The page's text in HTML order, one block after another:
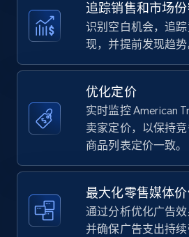
Amazon Reviews
URL, Product name, Product
rating object, Product rating
Author name, Asin, and more.
7.4K+ 870+
Walmart - products
URL, Final price, Sku, Currency,
Specifications, Image urls, Top
more.
追踪销售和市场
识别空白机会，追
现，并提前发现趋势
优化定价
实时监控 American
卖家定价，以保持
商品列表定价一致。
最大化零售媒体
通过分析优化广告效
并确保广告支出持续